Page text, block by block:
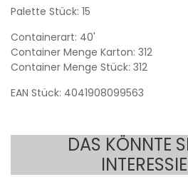
Palette Stück: 15
Containerart: 40'
Container Menge Karton: 312
Container Menge Stück: 312
EAN Stück: 4041908099563
DAS KÖNNTE